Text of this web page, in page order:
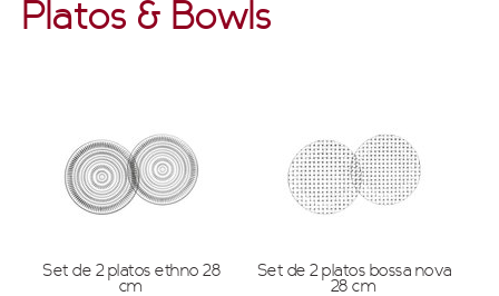
Platos & Bowls
Set de 2 platos ethno 28
cm
Set de 2 platos bossa nova
28 cm